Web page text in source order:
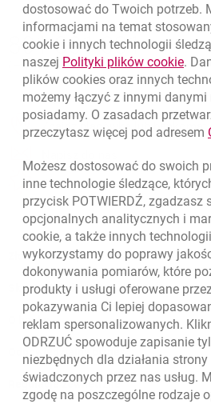
Nawigacja dolna
Zadzwoń do nas
801 331 331
(+48) 22 598 40 40
Znajdź placówkę lub bankomat
Oceń nas otwiera się w nowej
Złóż wniosek przez internet
Skontaktuj się ze Specjalistą
O banku
Odpowiedzialny biznes
Regulacje zewnętrzne
dostosować do Twoich potrzeb.
informacjami na temat
cookie i innych technologii
naszej Polityki plików cookielink
.
plików cookies oraz innych
możemy łączyć z innymi
posiadamy. O zasadach
przeczytasz więcej pod adresem
Możesz dostosować do swoich
inne technologie śledzące,
przycisk POTWIERDŹ, zgadzasz
opcjonalnych analitycznych i
cookie, a także innych
wykorzystamy do poprawy
dokonywania pomiarów, które
produkty i usługi oferowane
pokazywania Ci lepiej
reklam spersonalizowanych.
ODRZUĆ spowoduje zapisanie
niezbędnych dla działania
świadczonych przez nas usług.
zgodę na poszczególne rodzaje